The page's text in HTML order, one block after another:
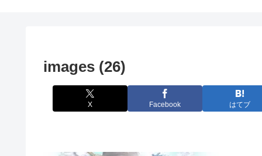
images (26)
X Facebook はてブ